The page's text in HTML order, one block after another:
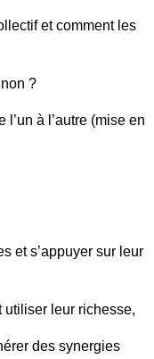
et comment les
?
l’un à l’autre (mise en
et s’appuyer sur leur
utiliser leur richesse,
des synergies